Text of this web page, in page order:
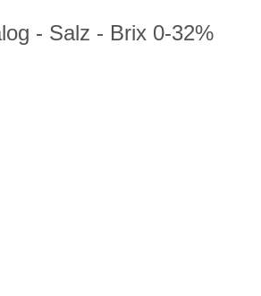
- Salz - Brix 0-32%